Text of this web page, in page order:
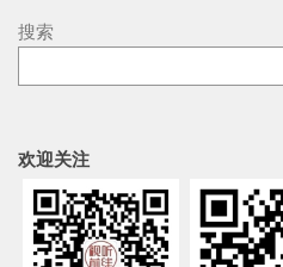
搜索
欢迎关注